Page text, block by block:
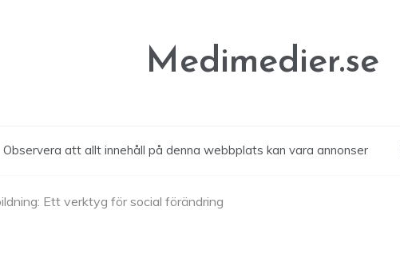
Medimedier.se
Observera att allt innehåll på denna webbplats kan vara annonser
Ett verktyg för social förändring